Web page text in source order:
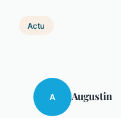
Actu
A Augustin